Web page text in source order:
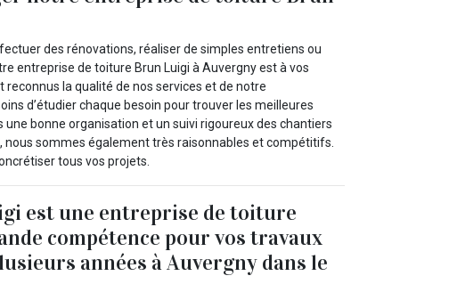
des rénovations, réaliser de simples entretiens ou
entreprise de toiture Brun Luigi à Auvergny est à vos
la qualité de nos services et de notre
d’étudier chaque besoin pour trouver les meilleures
bonne organisation et un suivi rigoureux des chantiers
sommes également très raisonnables et compétitifs.
tous vos projets.
est une entreprise de toiture
compétence pour vos travaux
années à Auvergny dans le